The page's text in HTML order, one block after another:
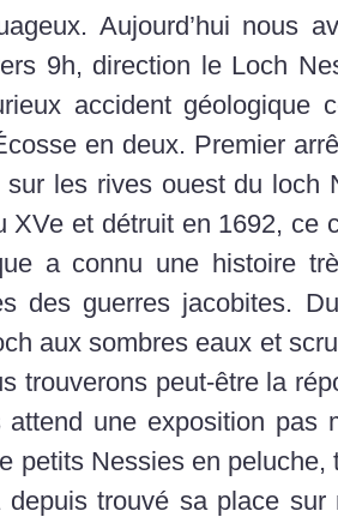
Aujourd’hui nous
9h, direction le Loch
accident géologique
en deux. Premier
sur les rives ouest du loch
XVe et détruit en 1692, ce
a connu une histoire
des guerres jacobites.
aux sombres eaux et
trouverons peut-être la
attend une exposition pas
petits Nessies en peluche,
trouvé sa place sur